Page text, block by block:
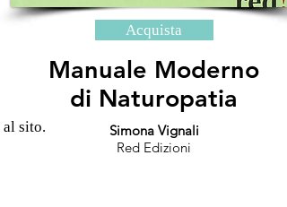
Acquista
Manuale Moderno
di Naturopatia
Simona Vignali
Red Edizioni
al sito.